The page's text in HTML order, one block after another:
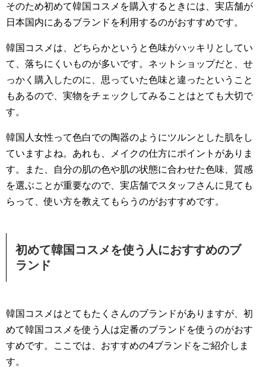
そのため初めて韓国コスメを購入するときには、実店舗が
日本国内にあるブランドを利用するのがおすすめです。
韓国コスメは、どちらかというと色味がハッキリとしてい
て、落ちにくいものが多いです。ネットショップだと、せ
っかく購入したのに、思っていた色味と違ったということ
もあるので、実物をチェックしてみることはとても大切で
す。
韓国人女性って色白での陶器のようにツルンとした肌をし
ていますよね。あれも、メイクの仕方にポイントがありま
す。また、自分の肌の色や肌の状態に合わせた色味、質感
を選ぶことが重要なので、実店舗でスタッフさんに見ても
らって、使い方を教えてもらうのがおすすめです。
初めて韓国コスメを使う人におすすめのブ
ランド
韓国コスメはとてもたくさんのブランドがありますが、初
めて韓国コスメを使う人は定番のブランドを使うのがおす
すめです。ここでは、おすすめの4ブランドをご紹介しま
す。